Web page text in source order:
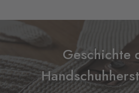
Geschichte